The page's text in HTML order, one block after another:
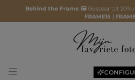
Behind the Frame 🖼️ Bespaar tot 20%
FRAME15 |